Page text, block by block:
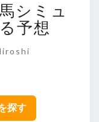
シミュ
予想
探す